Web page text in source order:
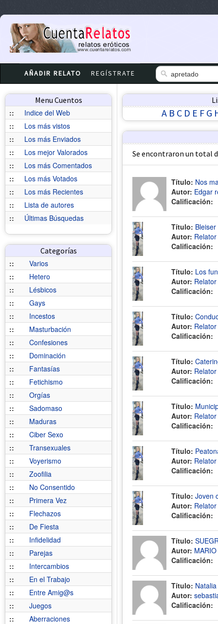
AÑADIR RELATO REGÍSTRATE
Menu Cuentos
::
Indice del Web
::
Los más vistos
::
Los más Enviados
::
Los mejor Valorados
::
Los más Comentados
::
Los más Votados
::
Los más Recientes
::
Lista de autores
::
Últimas Búsquedas
Categorías
::
Varios
::
Hetero
::
Lésbicos
::
Gays
::
Incestos
::
Masturbación
::
Confesiones
::
Dominación
::
Fantasías
::
Fetichismo
::
Orgías
::
Sadomaso
::
Maduras
::
Ciber Sexo
::
Transexuales
::
Voyerismo
::
Zoofilia
::
No Consentido
::
Primera Vez
::
Flechazos
::
De Fiesta
::
Infidelidad
::
Parejas
::
Intercambios
::
En el Trabajo
::
Entre Amig@s
::
Juegos
::
Aberraciones
A B C D E F G
Se encontraron un total
Título: Nos
Autor: Edgar
Calificación:
Título:
Autor:
Calificación:
Título: Los
Autor:
Calificación:
Título:
Autor:
Calificación:
Título:
Autor:
Calificación:
Título:
Autor:
Calificación:
Título:
Autor:
Calificación:
Título: Joven
Autor:
Calificación:
Título:
Autor: MARIO
Calificación:
Título:
Autor:
Calificación: